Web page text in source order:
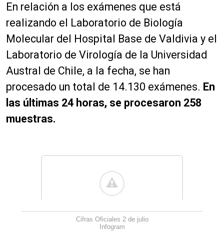
En relación a los exámenes que está
realizando el Laboratorio de Biología
Molecular del Hospital Base de Valdivia y el
Laboratorio de Virología de la Universidad
Austral de Chile, a la fecha, se han
procesado un total de 14.130 exámenes. En
las últimas 24 horas, se procesaron 258
muestras.
Cifras Oficiales 2 de julio
Infogram